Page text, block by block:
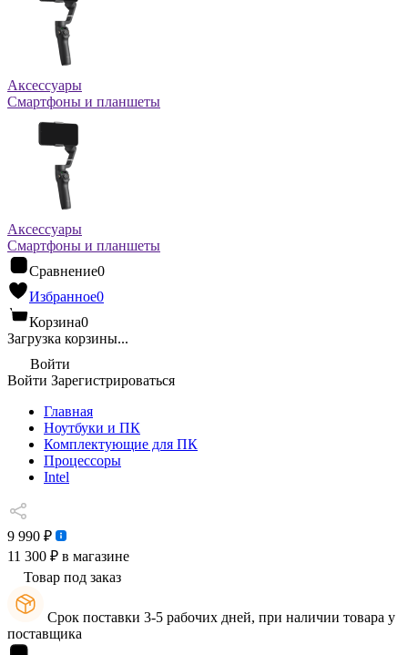
Аксессуары
Смартфоны и планшеты
Аксессуары
Смартфоны и планшеты
Сравнение0
Избранное0
Корзина0
Загрузка корзины...
Войти
Войти Зарегистрироваться
Главная
Ноутбуки и ПК
Комплектующие для ПК
Процессоры
Intel
9 990 ₽
11 300 ₽ в магазине
Товар под заказ
Срок поставки 3-5 рабочих дней, при наличии товара у
поставщика